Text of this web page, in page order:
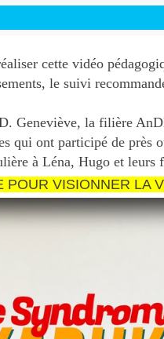
cette vidéo
le suivi
Geneviève, la filière
qui ont participé de près
à Léna, Hugo et leurs
POUR VISIONNER LA